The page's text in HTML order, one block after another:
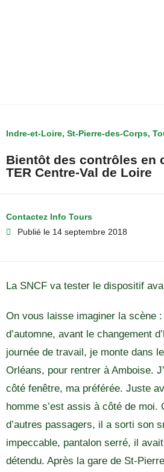
Indre-et-Loire, St-Pierre-des-Corps,
Bientôt des contrôles en
TER Centre-Val de Loire
Contactez Info Tours
Publié le 14 septembre 2018
La SNCF va tester le dispositif
On vous laisse imaginer la scène :
d’automne, avant le changement
journée de travail, je monte dans
Orléans, pour rentrer à Amboise.
côté fenêtre, ma préférée. Juste
homme s’est assis à côté de moi.
d’autres passagers, il a sorti son
impeccable, pantalon serré, il
détendu. Après la gare de St-